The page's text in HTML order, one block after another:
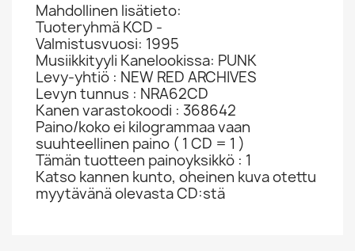
Mahdollinen lisätieto:
Tuoteryhmä KCD -
Valmistusvuosi: 1995
Musiikkityyli Kanelookissa: PUNK
Levy-yhtiö : NEW RED ARCHIVES
Levyn tunnus : NRA62CD
Kanen varastokoodi : 368642
Paino/koko ei kilogrammaa vaan
suuhteellinen paino ( 1 CD = 1 )
Tämän tuotteen painoyksikkö : 1
Katso kannen kunto, oheinen kuva otettu
myytävänä olevasta CD:stä